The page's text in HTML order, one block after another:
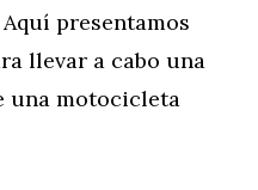
presentamos
llevar a cabo una
una motocicleta